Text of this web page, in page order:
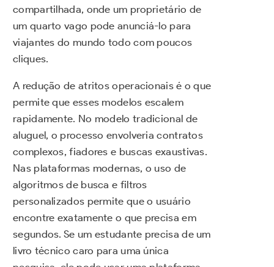
compartilhada, onde um proprietário de
um quarto vago pode anunciá-lo para
viajantes do mundo todo com poucos
cliques.
A redução de atritos operacionais é o que
permite que esses modelos escalem
rapidamente. No modelo tradicional de
aluguel, o processo envolveria contratos
complexos, fiadores e buscas exaustivas.
Nas plataformas modernas, o uso de
algoritmos de busca e filtros
personalizados permite que o usuário
encontre exatamente o que precisa em
segundos. Se um estudante precisa de um
livro técnico caro para uma única